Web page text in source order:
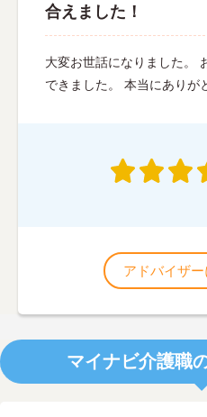
合えました！
大変お世話になりました。
できました。 本当にありが
アドバイザ
マイナビ介護職